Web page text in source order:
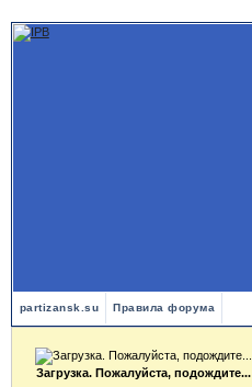
partizansk.su Правила форума
Загрузка. Пожалуйста, подождите...
Форум в сети7296-й день.